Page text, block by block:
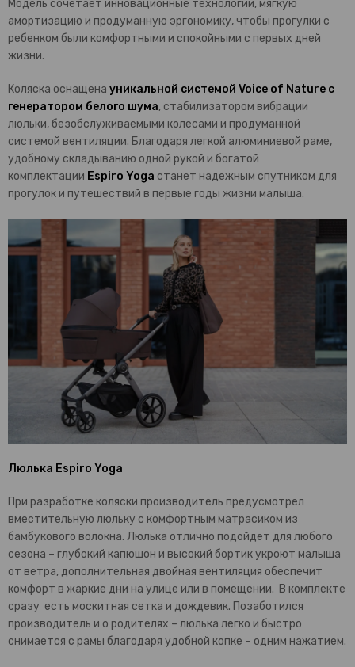
Модель сочетает инновационные технологии, мягкую
амортизацию и продуманную эргономику, чтобы прогулки с
ребенком были комфортными и спокойными с первых дней
жизни.
Коляска оснащена уникальной системой Voice of Nature с
генератором белого шума, стабилизатором вибрации
люльки, безобслуживаемыми колесами и продуманной
системой вентиляции. Благодаря легкой алюминиевой раме,
удобному складыванию одной рукой и богатой
комплектации Espiro Yoga станет надежным спутником для
прогулок и путешествий в первые годы жизни малыша.
Люлька Espiro Yoga
При разработке коляски производитель предусмотрел
вместительную люльку с комфортным матрасиком из
бамбукового волокна. Люлька отлично подойдет для любого
сезона – глубокий капюшон и высокий бортик укроют малыша
от ветра, дополнительная двойная вентиляция обеспечит
комфорт в жаркие дни на улице или в помещении. В комплекте
сразу есть москитная сетка и дождевик. Позаботился
производитель и о родителях – люлька легко и быстро
снимается с рамы благодаря удобной копке – одним нажатием.